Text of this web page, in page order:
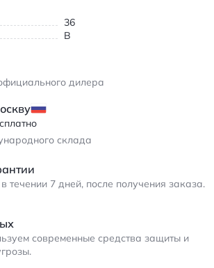
36
B
дилера
склада
течении 7 дней, после получения заказа.
современные средства защиты и